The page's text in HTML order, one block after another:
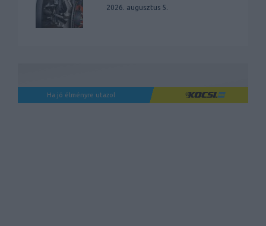
2026. augusztus 5.
Ha jó élményre utazol